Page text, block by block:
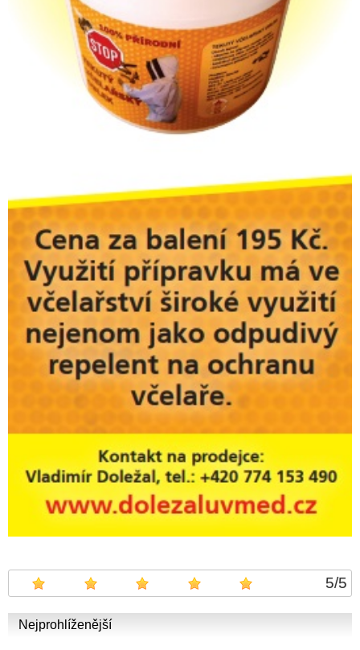
5/5
Nejprohlíženější